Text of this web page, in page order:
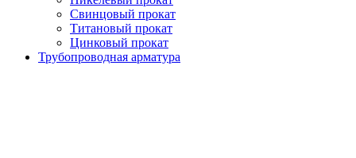
Свинцовый прокат
Титановый прокат
Цинковый прокат
Трубопроводная арматура